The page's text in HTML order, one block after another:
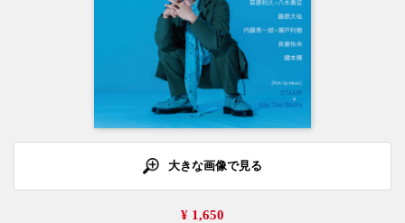
大きな画像で見る
¥ 1,650